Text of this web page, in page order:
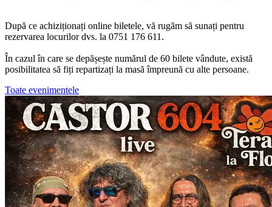
După ce achiziționați online biletele, vă rugăm să sunați pentru
rezervarea locurilor dvs. la 0751 176 611.
În cazul în care se depășește numărul de 60 bilete vândute, există
posibilitatea să fiți repartizați la masă împreună cu alte persoane.
Toate evenimentele